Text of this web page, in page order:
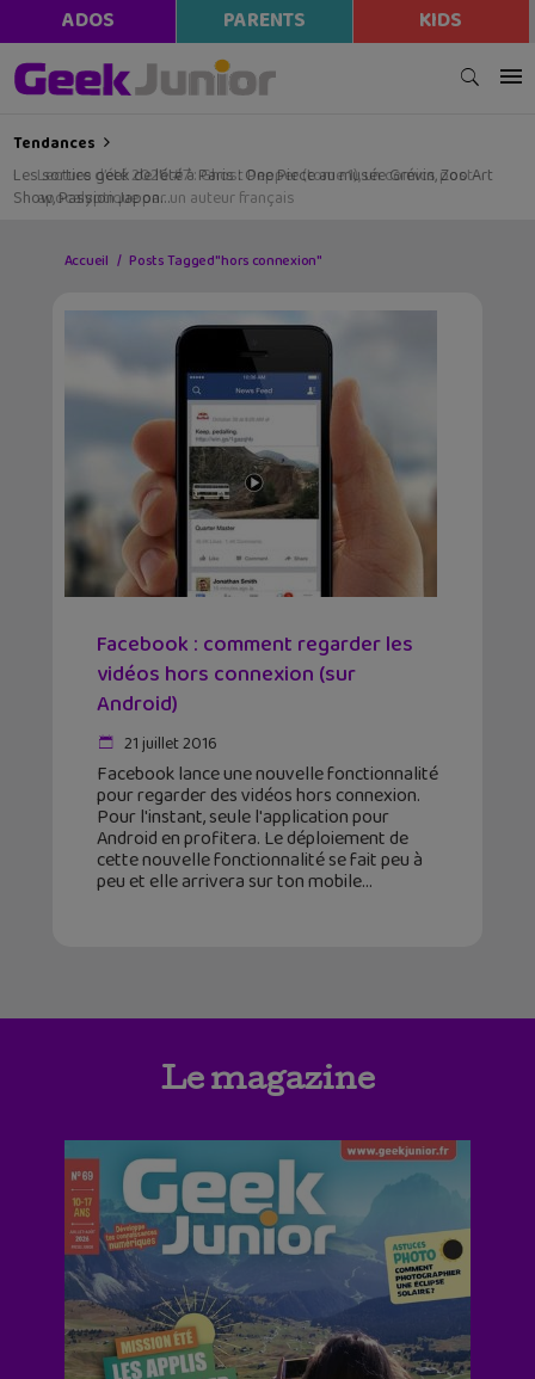
ADOS PARENTS KIDS
Tendances
Les sorties geek de l’été à Paris : One Piece au musée Grévin, Zoo Art
Show, Passion Japon…
Accueil Posts Tagged "hors connexion"
Facebook : comment regarder les
vidéos hors connexion (sur
Android)
21 juillet 2016
Facebook lance une nouvelle fonctionnalité
pour regarder des vidéos hors connexion.
Pour l'instant, seule l'application pour
Android en profitera. Le déploiement de
cette nouvelle fonctionnalité se fait peu à
peu et elle arrivera sur ton mobile
Le magazine